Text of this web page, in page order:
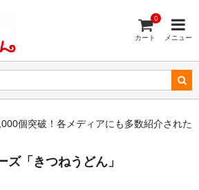
カート
0
メニュー
個突破！各メディアにも多数紹介された
ズ「きつねうどん」